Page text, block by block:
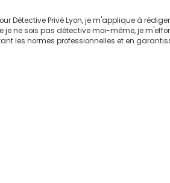
Détective Privé Lyon, je m'applique à
je ne sois pas détective moi-même, je
les normes professionnelles et en